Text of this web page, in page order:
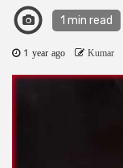
1 min read
1 year ago Kumar